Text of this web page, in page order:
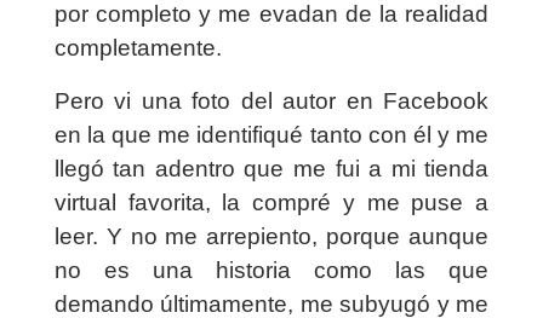
por completo y me evadan de la realidad
completamente.
Pero vi una foto del autor en Facebook
en la que me identifiqué tanto con él y me
llegó tan adentro que me fui a mi tienda
virtual favorita, la compré y me puse a
leer. Y no me arrepiento, porque aunque
no es una historia como las que
demando últimamente, me subyugó y me